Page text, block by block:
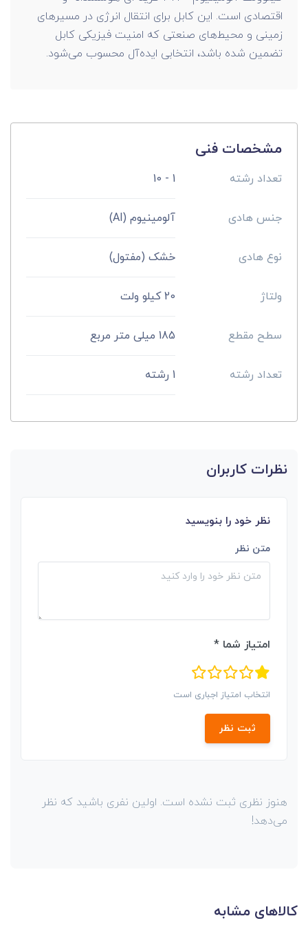
اقتصادی است. این کابل برای انتقال انرژی در مسیرهای
زمینی و محیط‌های صنعتی که امنیت فیزیکی کابل
تضمین شده باشد، انتخابی ایده‌آل محسوب می‌شود.
مشخصات فنی
تعداد رشته 1 - 10
جنس هادی آلومینیوم (Al)
نوع هادی خشک (مفتول)
ولتاژ 20 کیلو ولت
سطح مقطع 185 میلی متر مربع
تعداد رشته 1 رشته
نظرات کاربران
نظر خود را بنویسید
متن نظر
امتیاز شما *
انتخاب امتیاز اجباری است
ثبت نظر
هنوز نظری ثبت نشده است. اولین نفری باشید که نظر
می‌دهد!
کالاهای مشابه